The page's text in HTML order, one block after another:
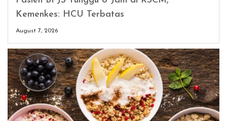
Kemenkes: HCU Terbatas
August 7, 2026